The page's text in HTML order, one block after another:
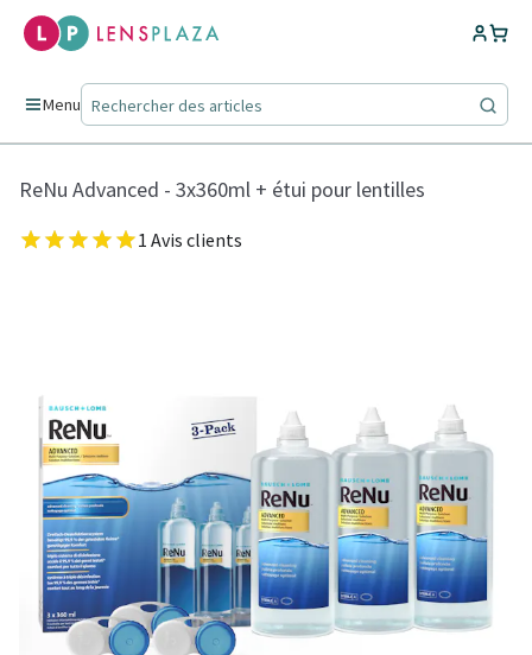
Menu
ReNu Advanced - 3x360ml + étui pour lentilles
1 Avis clients